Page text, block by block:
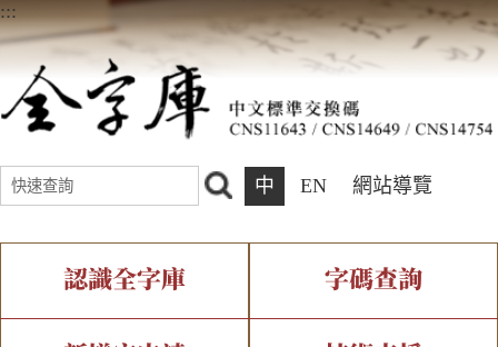
:::
中 EN 網站導覽
認識全字庫 字碼查詢